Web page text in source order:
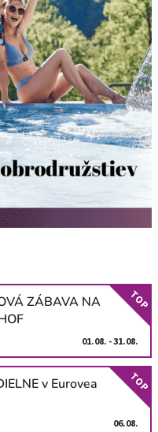
ZÁBAVA NA
01.08. - 31.08.
TOP
v Eurovea
06.08.
TOP